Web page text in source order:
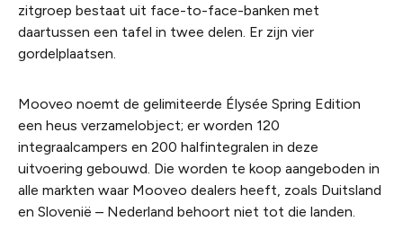
zitgroep bestaat uit face-to-face-banken met
daartussen een tafel in twee delen. Er zijn vier
gordelplaatsen.
Mooveo noemt de gelimiteerde Élysée Spring Edition
een heus verzamelobject; er worden 120
integraalcampers en 200 halfintegralen in deze
uitvoering gebouwd. Die worden te koop aangeboden in
alle markten waar Mooveo dealers heeft, zoals Duitsland
en Slovenië – Nederland behoort niet tot die landen.